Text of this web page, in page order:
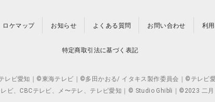
ロケマップ お知らせ よくある質問 お問い合わせ 利
特定商取引法に基づく表記
ビ愛知｜©東海テレビ｜©多田かおる/ イタキス製作委員会｜©テレビ
ビ、CBCテレビ、メ〜テレ、テレビ愛知｜© Studio Ghibli｜©2023 二